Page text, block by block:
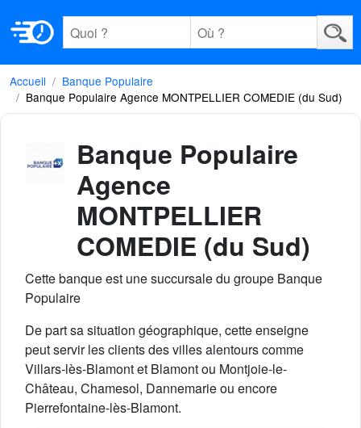
Accueil
Banque Populaire
Banque Populaire Agence MONTPELLIER COMEDIE (du Sud)
Banque Populaire
Agence
MONTPELLIER
COMEDIE (du Sud)
Cette banque est une succursale du groupe Banque
Populaire
De part sa situation géographique, cette enseigne
peut servir les clients des villes alentours comme
Villars-lès-Blamont et Blamont ou Montjoie-le-
Château, Chamesol, Dannemarie ou encore
Pierrefontaine-lès-Blamont.